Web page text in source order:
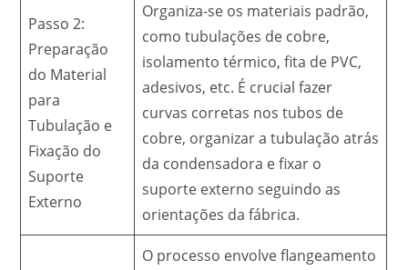
Passo 2:
Preparação
do Material
para
Tubulação e
Fixação do
Suporte
Externo
Organiza-se os materiais padrão,
como tubulações de cobre,
isolamento térmico, fita de PVC,
adesivos, etc. É crucial fazer
curvas corretas nos tubos de
cobre, organizar a tubulação atrás
da condensadora e fixar o
suporte externo seguindo as
orientações da fábrica.
O processo envolve flangeamento